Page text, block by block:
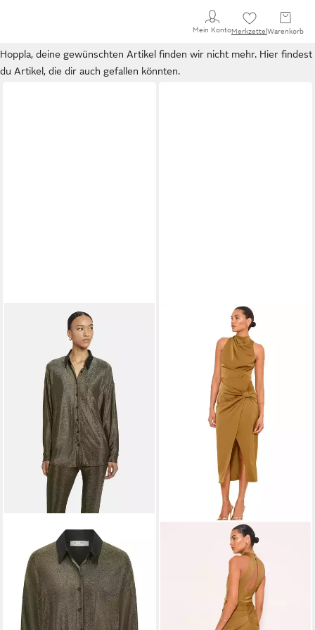
Mein KontoMerkzettel Warenkorb
Hoppla, deine gewünschten Artikel finden wir nicht mehr. Hier findest
du Artikel, die dir auch gefallen könnten.